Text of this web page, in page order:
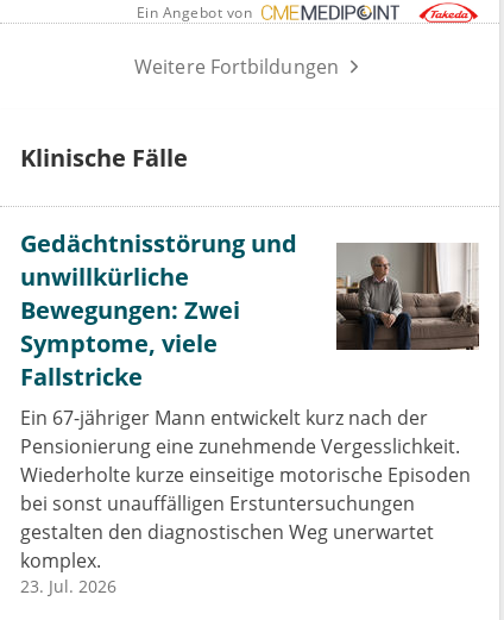
Ein Angebot von
Weitere Fortbildungen
Klinische Fälle
Gedächtnisstörung und
unwillkürliche
Bewegungen: Zwei
Symptome, viele
Fallstricke
Ein 67-jähriger Mann entwickelt kurz nach der
Pensionierung eine zunehmende Vergesslichkeit.
Wiederholte kurze einseitige motorische Episoden
bei sonst unauffälligen Erstuntersuchungen
gestalten den diagnostischen Weg unerwartet
komplex.
23. Jul. 2026